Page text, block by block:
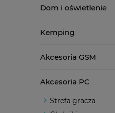
Dom i oświetlenie
Kemping
Akcesoria GSM
Akcesoria PC
Strefa gracza